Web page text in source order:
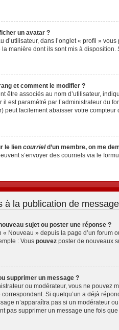
un avatar ?
d’utilisateur, dans l’onglet « profil »
manière dont ils sont mis à
et comment le modifier ?
être associés au nom d’utilisateur,
il est paramétré par l’administrateur du
peut facilement abaisser votre compteur
le lien courrield’un membre, on me
s’envoyer des courriels via le
à la publication de
sujet ou poster une réponse ?
Nouveau » depuis la page d’un forum
: Vous pouvez poster de nouveaux
supprimer un message ?
ou modérateur, vous ne
Si quelqu’un a déjà
n’apparaîtra pas si un modérateur
pas supprimer un message une fois